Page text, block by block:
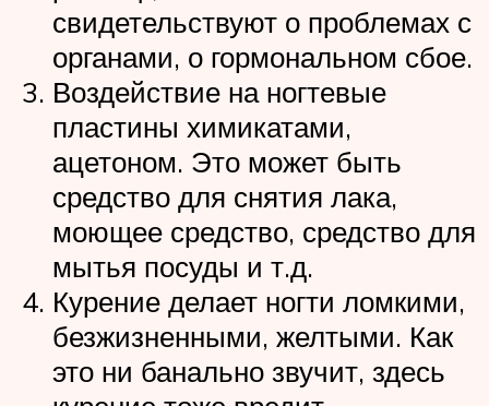
свидетельствуют о проблемах с
органами, о гормональном сбое.
Воздействие на ногтевые
пластины химикатами,
ацетоном. Это может быть
средство для снятия лака,
моющее средство, средство для
мытья посуды и т.д.
Курение делает ногти ломкими,
безжизненными, желтыми. Как
это ни банально звучит, здесь